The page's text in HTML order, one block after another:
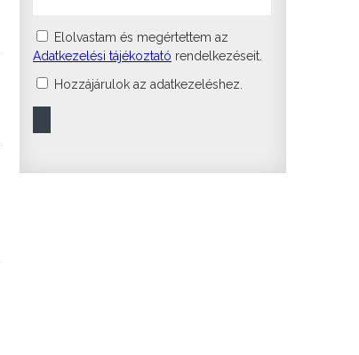
Elolvastam és megértettem az
Adatkezelési tájékoztató rendelkezéseit.
Hozzájárulok az adatkezeléshez.